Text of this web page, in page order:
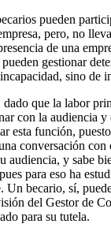
pueden
pero, no
de una
gestionar
sino de
dado que la labor
con la audiencia
esta función,
conversación
audiencia, y sabe
para eso ha
Un becario, sí,
del Gestor de
para su tutela.